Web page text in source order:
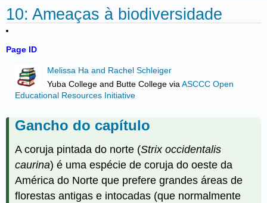
10: Ameaças à biodiversidade
Page ID
Melissa Ha and Rachel Schleiger
Yuba College and Butte College viaASCCC Open
Educational Resources Initiative
Gancho do capítulo
A coruja pintada do norte (Strix occidentalis
caurina) é uma espécie de coruja do oeste da
América do Norte que prefere grandes áreas de
florestas antigas e intocadas (que normalmente